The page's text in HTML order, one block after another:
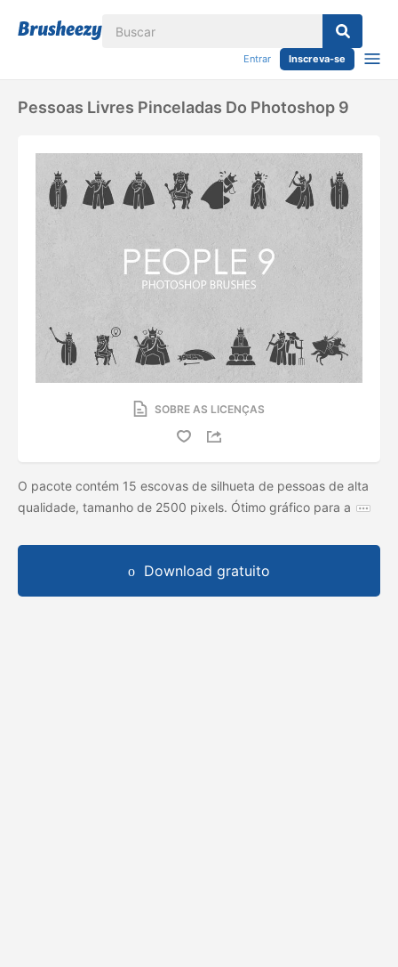
Entrar Inscreva-se
Pessoas Livres Pinceladas Do Photoshop 9
SOBRE AS LICENÇAS
O pacote contém 15 escovas de silhueta de pessoas de alta
qualidade, tamanho de 2500 pixels. Ótimo gráfico para a
Download gratuito